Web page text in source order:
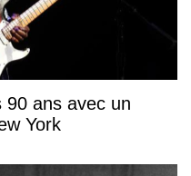
90 ans avec un
York